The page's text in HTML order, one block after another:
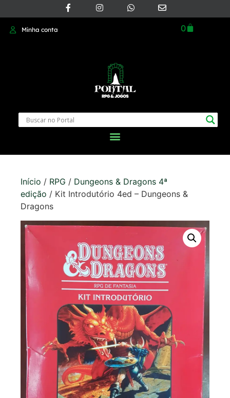
Minha conta 0
Início / RPG / Dungeons & Dragons 4ª
edição / Kit Introdutório 4ed – Dungeons &
Dragons